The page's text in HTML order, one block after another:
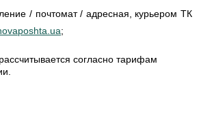
/ почтомат / адресная, курьером ТК
;
согласно тарифам